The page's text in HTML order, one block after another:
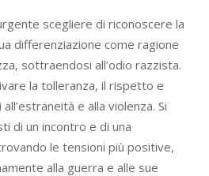
scegliere di riconoscere la
differenziazione come ragione
sottraendosi all’odio razzista.
la tolleranza, il rispetto e
e alla violenza. Si
di un incontro e di una
le tensioni più positive,
alla guerra e alle sue